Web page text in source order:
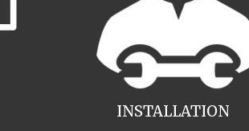
INSTALLATION